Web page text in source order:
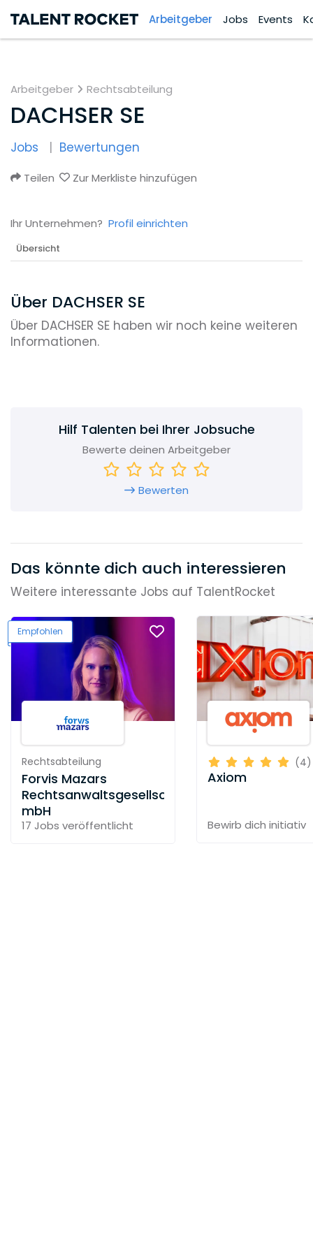
Arbeitgeber Jobs Events
Arbeitgeber Rechtsabteilung
DACHSER SE
Jobs Bewertungen
Teilen Zur Merkliste hinzufügen
Ihr Unternehmen? Profil einrichten
Übersicht
Über DACHSER SE
Über DACHSER SE haben wir noch keine weiteren
Informationen.
Hilf Talenten bei Ihrer Jobsuche
Bewerte deinen Arbeitgeber
Bewerten
Das könnte dich auch interessieren
Weitere interessante Jobs auf TalentRocket
Empfohlen
Rechtsabteilung
Forvis Mazars
Rechtsanwaltsgesellschaft
mbH
17 Jobs veröffentlicht
(4)
Axiom
Bewirb dich initiativ